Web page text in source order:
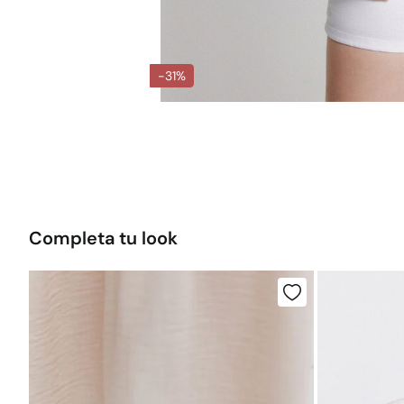
-31%
Completa tu look